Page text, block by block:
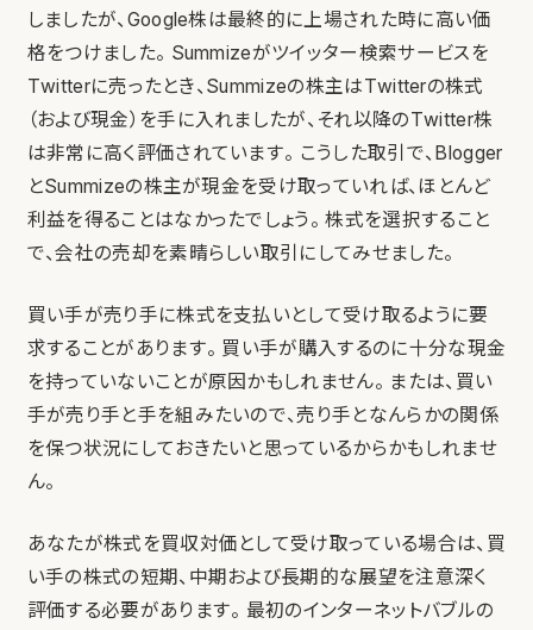
しましたが、Google株は最終的に上場された時に高い価
格をつけました。 Summizeがツイッター検索サービスを
Twitterに売ったとき、Summizeの株主はTwitterの株式
（および現金）を手に入れましたが、それ以降のTwitter株
は非常に高く評価されています。 こうした取引で、Blogger
とSummizeの株主が現金を受け取っていれば、ほとんど
利益を得ることはなかったでしょう。 株式を選択すること
で、会社の売却を素晴らしい取引にしてみせました。
買い手が売り手に株式を支払いとして受け取るように要
求することがあります。 買い手が購入するのに十分な現金
を持っていないことが原因かもしれません。 または、買い
手が売り手と手を組みたいので、売り手となんらかの関係
を保つ状況にしておきたいと思っているからかもしれませ
ん。
あなたが株式を買収対価として受け取っている場合は、買
い手の株式の短期、中期および長期的な展望を注意深く
評価する必要があります。 最初のインターネットバブルの